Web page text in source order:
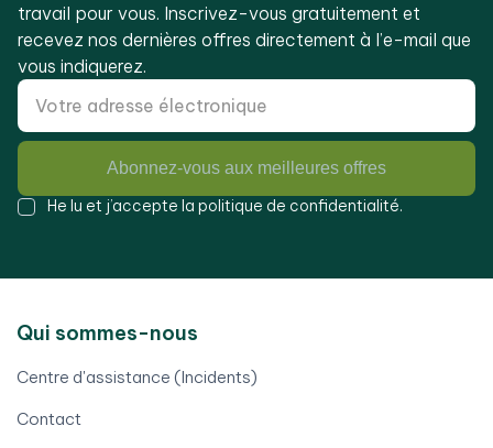
travail pour vous. Inscrivez-vous gratuitement et
recevez nos dernières offres directement à l’e-mail que
vous indiquerez.
Abonnez-vous aux meilleures offres
He lu et j’accepte la politique de confidentialité.
Qui sommes-nous
Centre d'assistance (Incidents)
Contact